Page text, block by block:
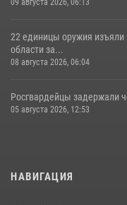
22 единицы оружия изъяли
области за...
08 августа 2026, 06:04
Росгвардейцы задержали
05 августа 2026, 12:53
НАВИГАЦИЯ